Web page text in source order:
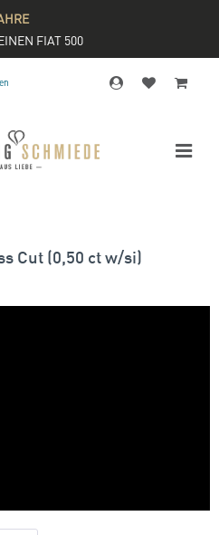
FIAT 500
Cut (0,50 ct w/si)